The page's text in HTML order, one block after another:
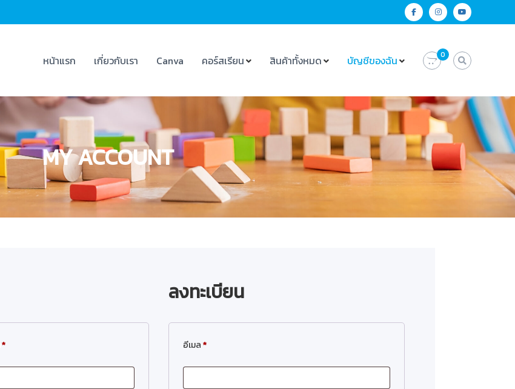
หน้าแรก เกี่ยวกับเรา Canva คอร์สเรียน สินค้าทั้งหมด บัญชีของฉัน 0
MY ACCOUNT
*
ลงทะเบียน
อีเมล*